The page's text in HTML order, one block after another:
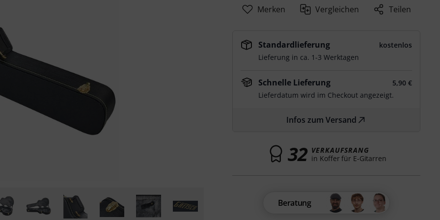
Merken Vergleichen Teilen
Standardlieferung
kostenlos
Lieferung in ca. 1-3 Werktagen
Schnelle Lieferung
5,90 €
Lieferdatum wird im Checkout angezeigt.
Infos zum Versand
32 VERKAUFSRANG
in Koffer für E-Gitarren
Beratung